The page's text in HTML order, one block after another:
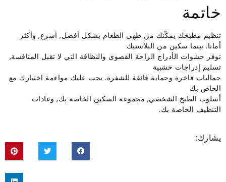
خاتمة
تنظيم مطبخك يمكّنك من طهي الطعام بشكل أفضل, أسرع, وأكثر
أمانا. بينما سكين من البلاستيك
توفر حشوات الأدراج الراحة القصوى والنظافة التي لا تقبل المنافسة,
تسليم إدراجات خشبية
جماليات فاخرة وحماية فائقة للشفرة. يجب عليك مواءمة اختيارك مع
الخاص بك
أسلوب الطبخ الشخصي, مجموعة السكين الخاصة بك, وعادات
التنظيف الخاصة بك.
يشارك: